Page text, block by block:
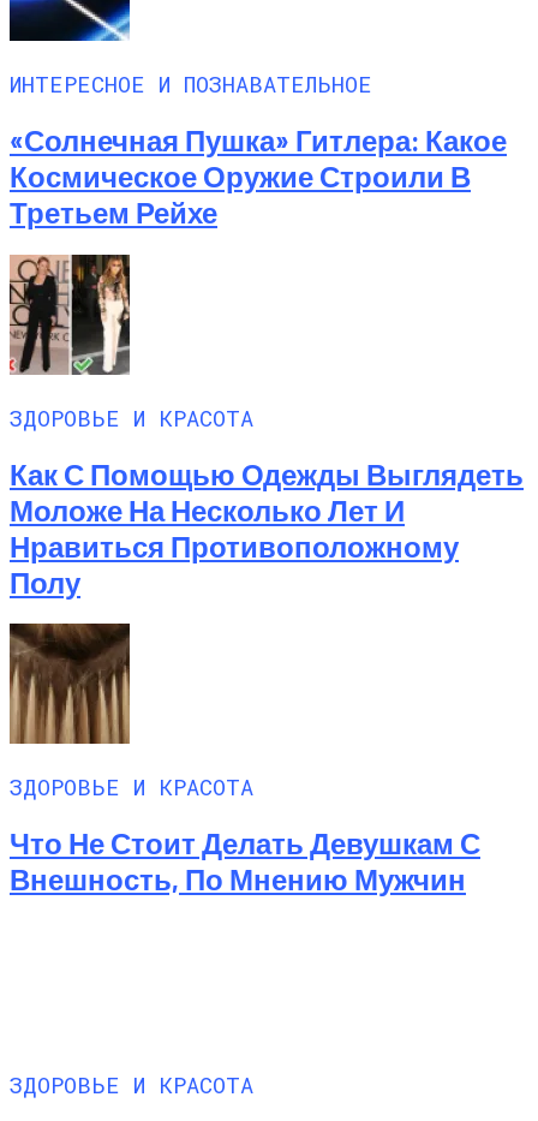
ИНТЕРЕСНОЕ И ПОЗНАВАТЕЛЬНОЕ
«Солнечная Пушка» Гитлера: Какое
Космическое Оружие Строили В
Третьем Рейхе
ЗДОРОВЬЕ И КРАСОТА
Как С Помощью Одежды Выглядеть
Моложе На Несколько Лет И
Нравиться Противоположному
Полу
ЗДОРОВЬЕ И КРАСОТА
Что Не Стоит Делать Девушкам С
Внешность, По Мнению Мужчин
ЗДОРОВЬЕ И КРАСОТА